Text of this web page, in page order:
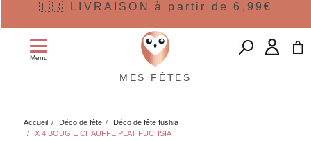
🇫🇷 LIVRAISON à partir de 6,99€
Menu
MES FÊTES
Accueil Déco de fête
Déco de fête fushia
X 4 BOUGIE CHAUFFE PLAT FUCHSIA